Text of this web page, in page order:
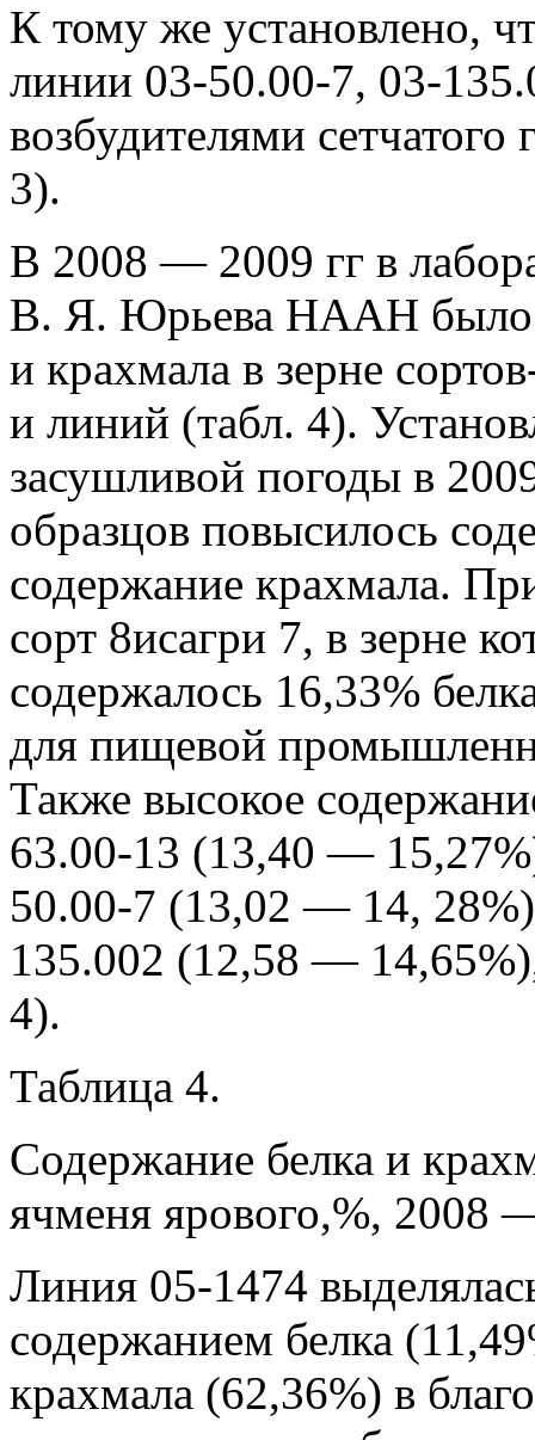
К тому же установлено,
линии 03-50.00-7, 03-
возбудителями
3).
В 2008 — 2009 гг в
В. Я. Юрьева НААН было
и крахмала в зерне
и линий (табл. 4).
засушливой погоды в
образцов повысилось
содержание крахмала.
сорт 8исагри 7, в зерне
содержалось 16,33%
для пищевой
Также высокое
63.00-13 (13,40 —
50.00-7 (13,02 — 14,
135.002 (12,58 —
4).
Таблица 4.
Содержание белка и
ячменя ярового,%, 2008
Линия 05-1474
содержанием белка
крахмала (62,36%) в